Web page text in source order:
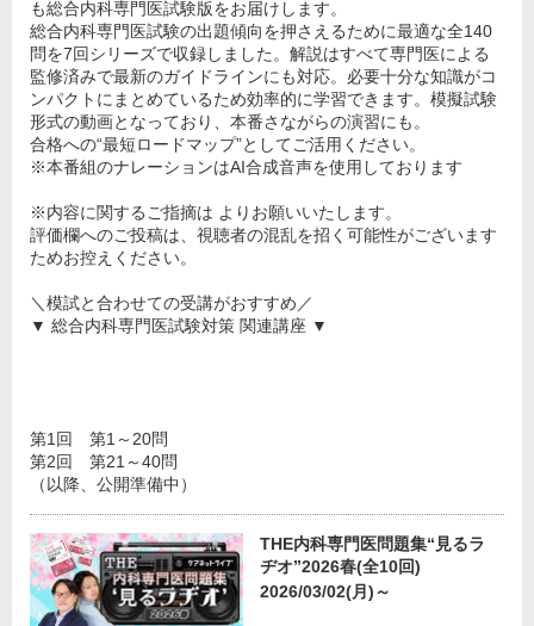
も総合内科専門医試験版をお届けします。
総合内科専門医試験の出題傾向を押さえるために最適な全140
問を7回シリーズで収録しました。解説はすべて専門医による
監修済みで最新のガイドラインにも対応。必要十分な知識がコ
ンパクトにまとめているため効率的に学習できます。模擬試験
形式の動画となっており、本番さながらの演習にも。
合格への“最短ロードマップ”としてご活用ください。
※本番組のナレーションはAI合成音声を使用しております
※内容に関するご指摘は よりお願いいたします。
評価欄へのご投稿は、視聴者の混乱を招く可能性がございます
ためお控えください。
＼模試と合わせての受講がおすすめ／
▼ 総合内科専門医試験対策 関連講座 ▼
第1回 第1～20問
第2回 第21～40問
（以降、公開準備中）
THE内科専門医問題集“見るラ
ヂオ”2026春(全10回)
2026/03/02(月)～